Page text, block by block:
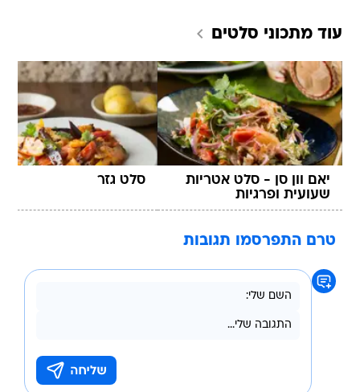
עוד מתכוני סלטים
יאם וון סן - סלט אטריות
שעועית ופרגיות
סלט גזר
טרם התפרסמו תגובות